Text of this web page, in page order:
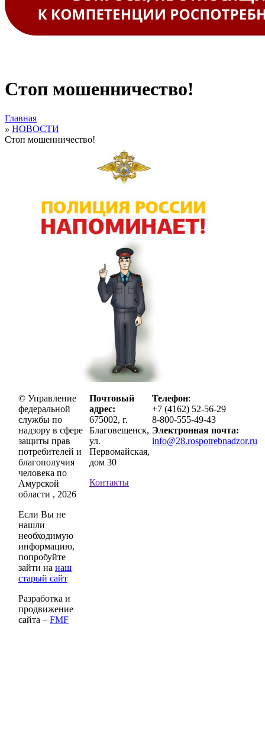
Стоп мошенничество!
Главная
» НОВОСТИ
Стоп мошенничество!
© Управление
федеральной
службы по
надзору в сфере
защиты прав
потребителей и
благополучия
человека по
Амурской
области , 2026
Если Вы не
нашли
необходимую
информацию,
попробуйте
зайти на наш
старый сайт
Разработка и
продвижение
сайта – FMF
Почтовый
адрес:
675002, г.
Благовещенск,
ул.
Первомайская,
дом 30
Контакты
Телефон:
+7 (4162) 52-56-29
8-800-555-49-43
Электронная почта:
info@28.rospotrebnadzor.ru